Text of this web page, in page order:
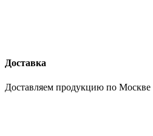
Доставка
Доставляем продукцию по Москве